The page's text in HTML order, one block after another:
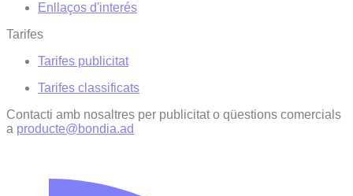
Enllaços d'interés
Tarifes
Tarifes publicitat
Tarifes classificats
Contacti amb nosaltres per publicitat o qüestions comercials
a producte@bondia.ad